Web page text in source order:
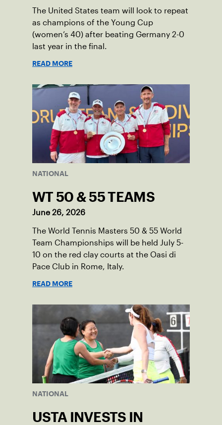
The United States team will look to repeat
as champions of the Young Cup
(women’s 40) after beating Germany 2-0
last year in the final.
READ MORE
NATIONAL
WT 50 & 55 TEAMS
June 26, 2026
The World Tennis Masters 50 & 55 World
Team Championships will be held July 5-
10 on the red clay courts at the Oasi di
Pace Club in Rome, Italy.
READ MORE
NATIONAL
USTA INVESTS IN